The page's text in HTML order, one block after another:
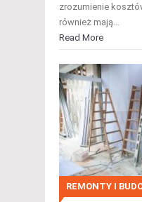
zrozumienie
również mają…
Read More
REMONTY I